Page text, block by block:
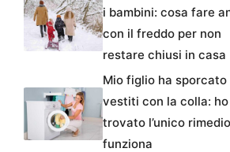
i bambini: cosa fare
con il freddo per non
restare chiusi in casa
Mio figlio ha sporcato
vestiti con la colla: ho
trovato l’unico
funziona